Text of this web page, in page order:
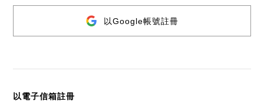
以電子信箱註冊
以Google帳號註冊